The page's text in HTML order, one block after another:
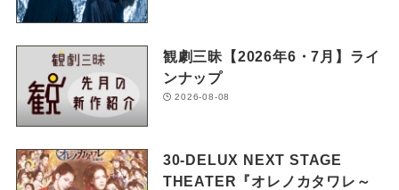
観劇三昧【2026年6・7月】ライ
ンナップ
2026-08-08
30-DELUX NEXT STAGE
THEATER『オレノカタワレ～